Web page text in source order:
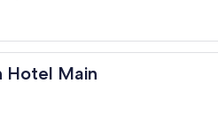
Hotel Main